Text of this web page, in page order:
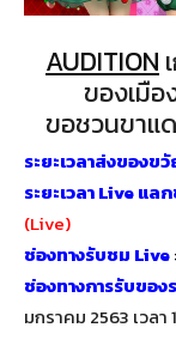
AUDITION
ของเมือ
ขอชวนขาแ
ระยะเวลาส่งของข
ระยะเวลา Live แ
(Live)
ช่องทางรับชม Live
ช่องทางการรับของ
มกราคม 2563 เวลา